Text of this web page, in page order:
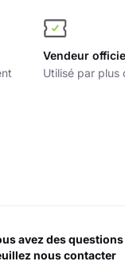
Vendeur
Utilisé par plus
avez des questions
nous contacter